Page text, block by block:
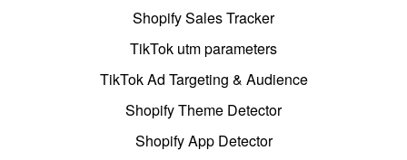
Shopify Sales Tracker
TikTok utm parameters
TikTok Ad Targeting & Audience
Shopify Theme Detector
Shopify App Detector